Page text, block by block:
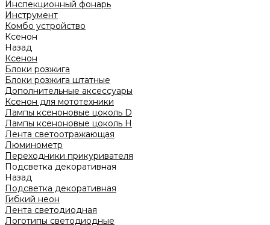
Инспекционный фонарь
Инструмент
Комбо устройство
Ксенон
Назад
Ксенон
Блоки розжига
Блоки розжига штатные
Дополнительные аксессуары
Ксенон для мототехники
Лампы ксеноновые цоколь D
Лампы ксеноновые цоколь H
Лента светоотражающая
Люминометр
Переходники прикуривателя
Подсветка декоративная
Назад
Подсветка декоративная
Гибкий неон
Лента светодиодная
Логотипы светодиодные